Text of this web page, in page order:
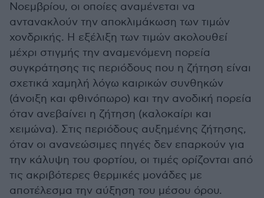
Νοεμβρίου, οι οποίες αναμένεται να
αντανακλούν την αποκλιμάκωση των τιμών
χονδρικής. Η εξέλιξη των τιμών ακολουθεί
μέχρι στιγμής την αναμενόμενη πορεία
συγκράτησης τις περιόδους που η ζήτηση είναι
σχετικά χαμηλή λόγω καιρικών συνθηκών
(άνοιξη και φθινόπωρο) και την ανοδική πορεία
όταν ανεβαίνει η ζήτηση (καλοκαίρι και
χειμώνα). Στις περιόδους αυξημένης ζήτησης,
όταν οι ανανεώσιμες πηγές δεν επαρκούν για
την κάλυψη του φορτίου, οι τιμές ορίζονται από
τις ακριβότερες θερμικές μονάδες με
αποτέλεσμα την αύξηση του μέσου όρου.